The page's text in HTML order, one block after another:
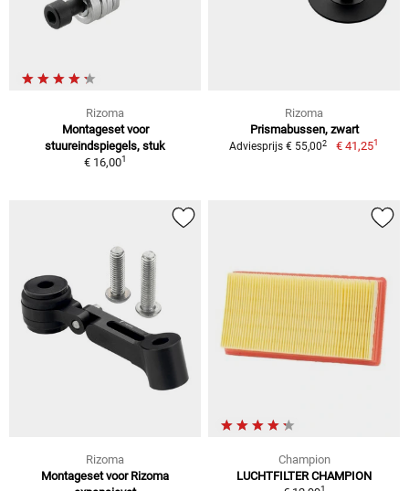
Rizoma
Montageset voor
stuureindspiegels, stuk
€ 16,001
Rizoma
Prismabussen, zwart
Adviesprijs € 55,002 € 41,251
Rizoma
Montageset voor Rizoma
Champion
LUCHTFILTER CHAMPION
1